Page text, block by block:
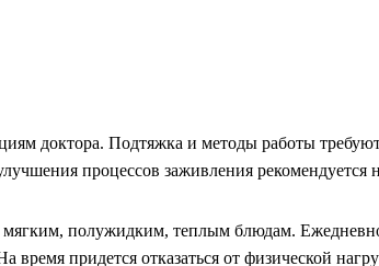
доктора. Подтяжка и методы работы
процессов заживления рекомендуется
полужидким, теплым блюдам.
придется отказаться от физической